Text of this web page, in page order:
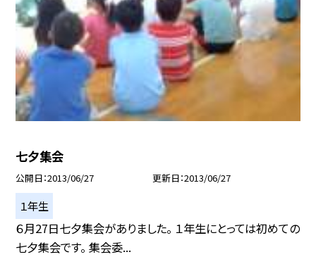
七夕集会
公開日 2013/06/27 更新日 2013/06/27
１年生
６月27日七夕集会がありました。 １年生にとっては初めての
七夕集会です。 集会委...